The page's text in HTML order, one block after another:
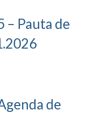
– Pauta de
de